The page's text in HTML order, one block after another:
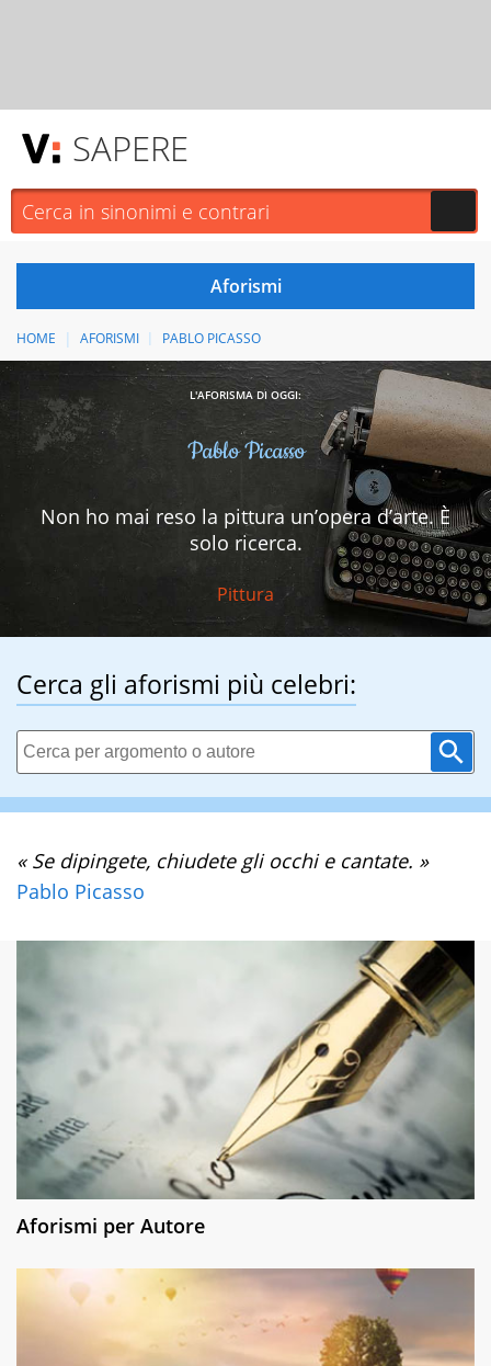
SAPERE
HOME AFORISMI PABLO PICASSO
L'AFORISMA DI OGGI:
Pablo Picasso
Non ho mai reso la pittura un’opera d’arte. È
solo ricerca.
Pittura
Cerca gli aforismi più celebri:
« Se dipingete, chiudete gli occhi e cantate. »
Pablo Picasso
Aforismi per Autore